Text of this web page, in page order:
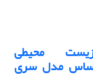
محیطی
اساس مدل سری